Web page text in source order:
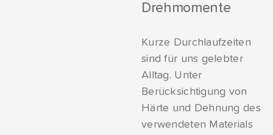
Drehmomente
Kurze Durchlaufzeiten
sind für uns gelebter
Alltag. Unter
Berücksichtigung von
Härte und Dehnung des
verwendeten Materials